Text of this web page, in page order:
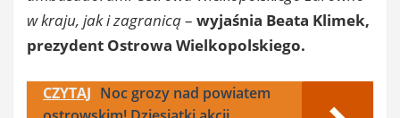
w kraju, jak i zagranicą– wyjaśnia Beata Klimek,
prezydent Ostrowa Wielkopolskiego.
CZYTAJ Noc grozy nad powiatem